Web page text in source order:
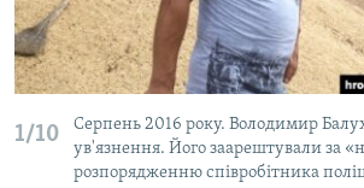
1/10
Серпень 2016 року. Володимир
ув'язнення. Його заарештували за
розпорядженню співробітника